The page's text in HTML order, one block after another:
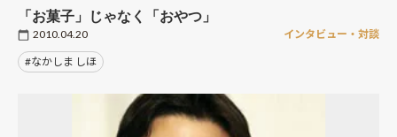
「お菓子」じゃなく「おやつ」
2010.04.20 インタビュー・対談
#なかしま しほ